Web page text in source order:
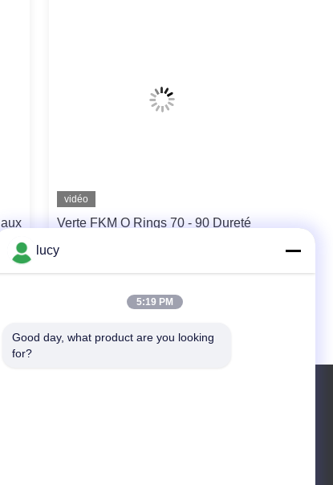
vidéo
Verte FKM O Rings 70 - 90 Dureté
Contactez-nous maintenant
lucy
5:19 PM
Good day, what product are you looking
for?